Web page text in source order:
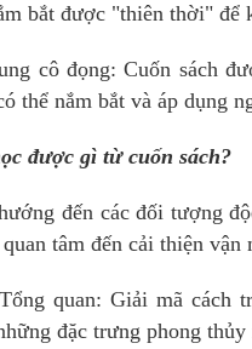
bắt được "thiên thời" để
cô đọng: Cuốn sách
thể nắm bắt và áp dụng
được gì từ cuốn sách?
đến các đối tượng
tâm đến cải thiện vận
quan: Giải mã cách
đặc trưng phong